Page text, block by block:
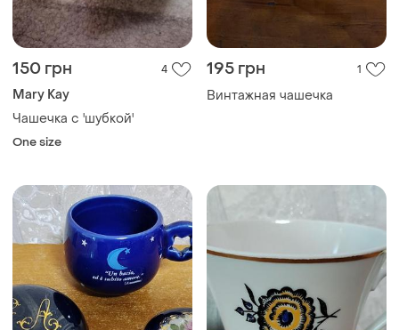
150 грн 4
Mary Kay
Чашечка с 'шубкой'
One size
195 грн 1
Винтажная чашечка